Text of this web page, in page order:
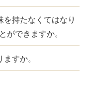
持たなくてはなり
ができますか。
すか。